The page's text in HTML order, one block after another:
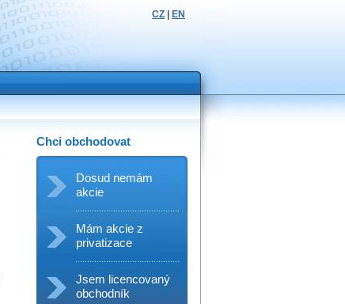
CZ EN
Chci obchodovat
Dosud nemám
akcie
Mám akcie z
privatizace
Jsem licencovaný
obchodník